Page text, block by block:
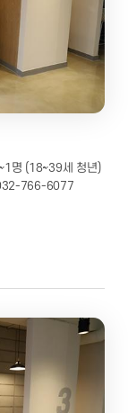
명 (18~39세 청년)
766-6077